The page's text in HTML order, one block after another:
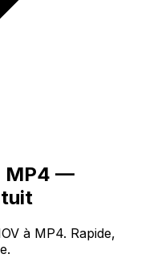
MP4 —
à MP4. Rapide,